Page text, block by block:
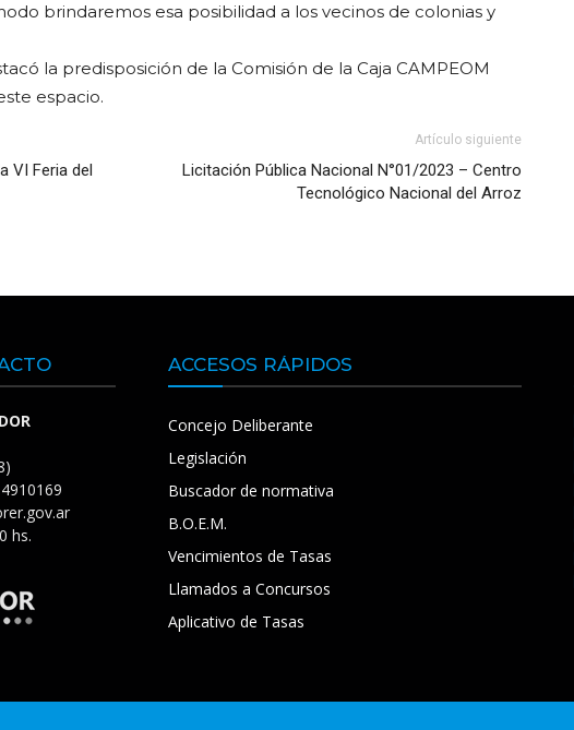
brindaremos esa posibilidad a los vecinos de colonias y
la predisposición de la Comisión de la Caja CAMPEOM
espacio.
VI Feria del
Artículo siguiente
Licitación Pública Nacional N°01/2023 – Centro
Tecnológico Nacional del Arroz
hs.
ACCESOS RÁPIDOS
Concejo Deliberante
Legislación
Buscador de normativa
B.O.E.M.
Vencimientos de Tasas
Llamados a Concursos
Aplicativo de Tasas